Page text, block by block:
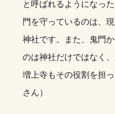
と呼ばれるようになっ
門を守っているのは、
神社です。また、鬼門
のは神社だけではなく
増上寺もその役割を担
さん）